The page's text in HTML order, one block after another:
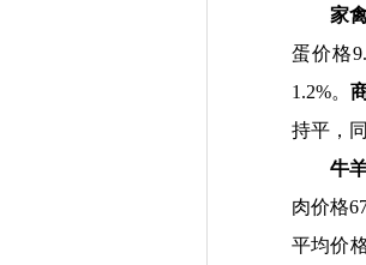
家
蛋价格
1.2%。
持平，
牛
肉价格
平均价